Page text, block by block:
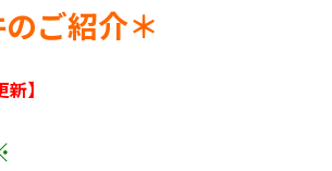
ご紹介＊
新】